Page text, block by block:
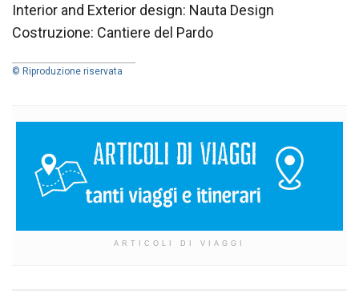
Interior and Exterior design: Nauta Design
Costruzione: Cantiere del Pardo
© Riproduzione riservata
ARTICOLI DI VIAGGI